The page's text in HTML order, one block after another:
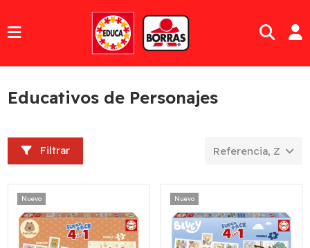
Educativos de Personajes
Filtrar Referencia, Z a A
Nuevo Nuevo